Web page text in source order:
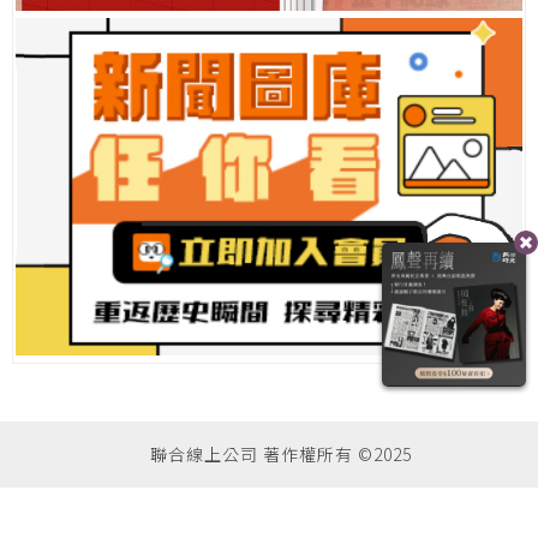
聯合線上公司 著作權所有 ©2025